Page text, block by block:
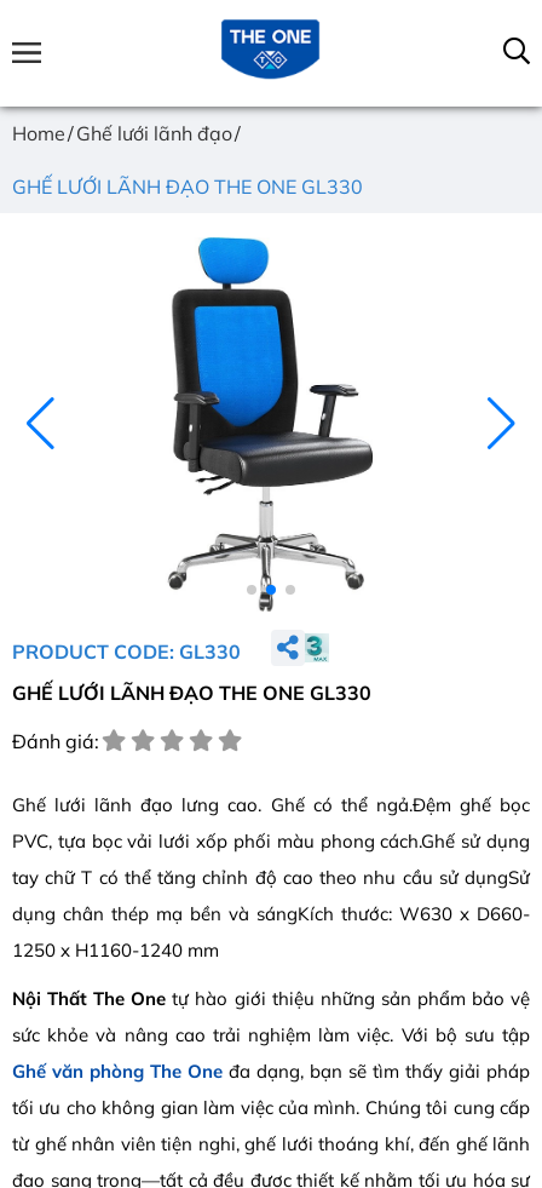
Home Ghế lưới lãnh đạo
GHẾ LƯỚI LÃNH ĐẠO THE ONE GL330
PRODUCT CODE: GL330
GHẾ LƯỚI LÃNH ĐẠO THE ONE GL330
Đánh giá:
Ghế lưới lãnh đạo lưng cao. Ghế có thể ngả.Đệm ghế bọc
PVC, tựa bọc vải lưới xốp phối màu phong cách.Ghế sử dụng
tay chữ T có thể tăng chỉnh độ cao theo nhu cầu sử dụngSử
dụng chân thép mạ bền và sángKích thước: W630 x D660-
1250 x H1160-1240 mm
Nội Thất The One tự hào giới thiệu những sản phẩm bảo vệ
sức khỏe và nâng cao trải nghiệm làm việc. Với bộ sưu tập
Ghế văn phòng The One đa dạng, bạn sẽ tìm thấy giải pháp
tối ưu cho không gian làm việc của mình. Chúng tôi cung cấp
từ ghế nhân viên tiện nghi, ghế lưới thoáng khí, đến ghế lãnh
đạo sang trọng—tất cả đều được thiết kế nhằm tối ưu hóa sự